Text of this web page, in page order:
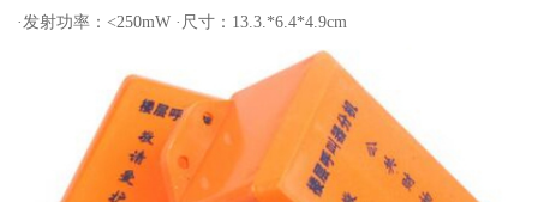
·发射功率：<250mW ·尺寸：13.3.*6.4*4.9cm